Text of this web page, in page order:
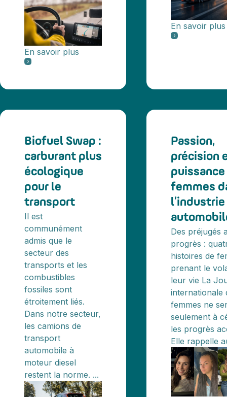
En savoir plus
En savoir plus
Biofuel Swap :
carburant plus
écologique
pour le
transport
Il est
communément
admis que le
secteur des
transports et les
combustibles
fossiles sont
étroitement liés.
Dans notre secteur,
les camions de
transport
automobile à
moteur diesel
restent la norme. ...
Passion,
précision
puissance
femmes
l’industrie
Des préjugés
progrès :
histoires de
prenant le
leur vie La
internationale
femmes ne
seulement à
les progrès
Elle rappelle